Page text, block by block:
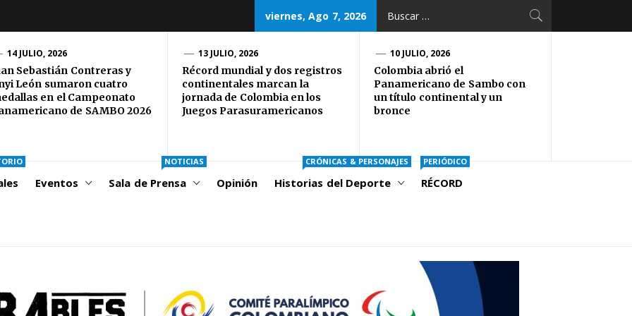
viernes, Ago 7, 2026
14 JULIO, 2026
Sebastián Contreras y
León sumaron cuatro
en el Campeonato
de SAMBO 2026
13 JULIO, 2026
Récord mundial y dos registros
continentales marcan la
jornada de Colombia en los
Juegos Parasuramericanos
10 JULIO, 2026
Colombia abrió el
Panamericano de Sambo con
un título continental y un
bronce
Eventos Sala de Prensa
NOTICIAS
Opinión Historias del Deporte
CRÓNICAS & PERSONAJES
RÉCORD
PERIÓDICO